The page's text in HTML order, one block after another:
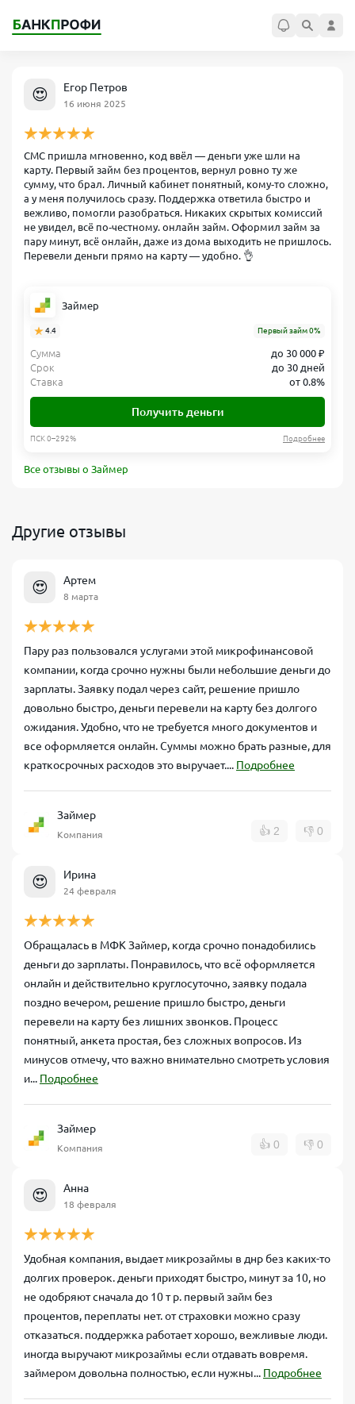
😍 Егор Петров
16 июня 2025
СМС пришла мгновенно, код ввёл — деньги уже шли на
карту. Первый займ без процентов, вернул ровно ту же
сумму, что брал. Личный кабинет понятный, кому‑то сложно,
а у меня получилось сразу. Поддержка ответила быстро и
вежливо, помогли разобраться. Никаких скрытых комиссий
не увидел, всё по‑честному. онлайн займ. Оформил займ за
пару минут, всё онлайн, даже из дома выходить не пришлось.
Перевели деньги прямо на карту — удобно. 👌
Займер
4.4 Первый займ 0%
Сумма
до 30 000 ₽
Срок
до 30 дней
Ставка
от 0.8%
Получить деньги
ПСК 0–292% Подробнее
Все отзывы о Займер
Другие отзывы
😍 Артем
8 марта
Пару раз пользовался услугами этой микрофинансовой
компании, когда срочно нужны были небольшие деньги до
зарплаты. Заявку подал через сайт, решение пришло
довольно быстро, деньги перевели на карту без долгого
ожидания. Удобно, что не требуется много документов и
все оформляется онлайн. Суммы можно брать разные, для
краткосрочных расходов это выручает.... Подробнее
Займер
Компания 👍 2 👎 0
😍 Ирина
24 февраля
Обращалась в МФК Займер, когда срочно понадобились
деньги до зарплаты. Понравилось, что всё оформляется
онлайн и действительно круглосуточно, заявку подала
поздно вечером, решение пришло быстро, деньги
перевели на карту без лишних звонков. Процесс
понятный, анкета простая, без сложных вопросов. Из
минусов отмечу, что важно внимательно смотреть условия
и... Подробнее
Займер
Компания 👍 0 👎 0
😍 Анна
18 февраля
Удобная компания, выдает микрозаймы в днр без каких-то
долгих проверок. деньги приходят быстро, минут за 10, но
не одобряют сначала до 10 т р. первый займ без
процентов, переплаты нет. от страховки можно сразу
отказаться. поддержка работает хорошо, вежливые люди.
иногда выручают микрозаймы если отдавать вовремя.
займером довольна полностью, если нужны... Подробнее